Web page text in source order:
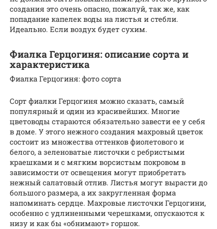
создания это очень опасно, пожалуй, так же, как
попадание капелек воды на листья и стебли.
Идеально. Если воздух будет сухим.
Фиалка Герцогиня: описание сорта и
характеристика
Фиалка Герцогиня: фото сорта
Сорт фиалки Герцогиня можно сказать, самый
популярный и один из красивейших. Многие
цветоводы стараются обязательно завести ее у себя
в доме. У этого нежного создания махровый цветок
состоит из множества оттенков фиолетового и
белого, а зеленоватые листочки с ребристыми
краешками и с мягким ворсистым покровом в
зависимости от освещения могут приобретать
нежный салатовый отлив. Листья могут вырасти до
большого размера, а их закругленная форма
напоминать сердце. Махровые листочки Герцогини,
особенно с удлиненными черешками, опускаются к
низу и как бы «обнимают» горшок.